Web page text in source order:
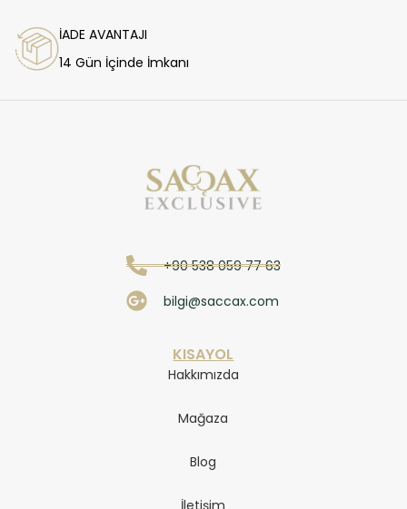
İADE AVANTAJI
14 Gün İçinde İmkanı
+90 538 059 77 63
bilgi@saccax.com
KISAYOL
Hakkımızda
Mağaza
Blog